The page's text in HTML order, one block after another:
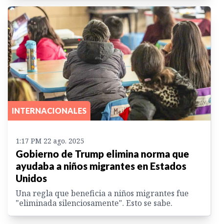
INTERNACIONALES
1:17 PM 22 ago. 2025
Gobierno de Trump elimina norma que
ayudaba a niños migrantes en Estados
Unidos
Una regla que beneficia a niños migrantes fue
"eliminada silenciosamente". Esto se sabe.